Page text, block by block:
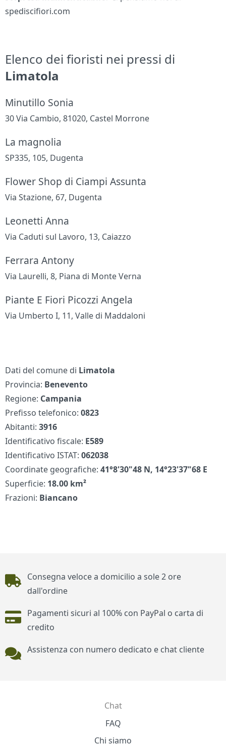
spediscifiori.com
Elenco dei fioristi nei pressi di
Limatola
Minutillo Sonia
30 Via Cambio, 81020, Castel Morrone
La magnolia
SP335, 105, Dugenta
Flower Shop di Ciampi Assunta
Via Stazione, 67, Dugenta
Leonetti Anna
Via Caduti sul Lavoro, 13, Caiazzo
Ferrara Antony
Via Laurelli, 8, Piana di Monte Verna
Piante E Fiori Picozzi Angela
Via Umberto I, 11, Valle di Maddaloni
Dati del comune di Limatola
Provincia: Benevento
Regione: Campania
Prefisso telefonico:0823
Abitanti:3916
Identificativo fiscale: E589
Identificativo ISTAT:062038
Coordinate geografiche:41°8'30"48 N, 14°23'37"68 E
Superficie: 18.00 km²
Frazioni: Biancano
Piè di pagina
Consegna veloce a domicilio a sole 2 ore
dall'ordine
Pagamenti sicuri al 100% con PayPal o carta di
credito
Assistenza con numero dedicato e chat cliente
Chat
FAQ
Chi siamo